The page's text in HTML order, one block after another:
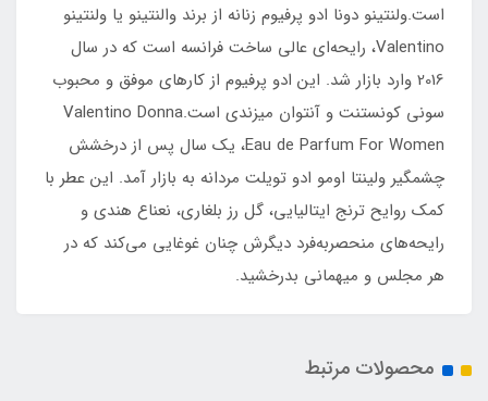
است.ولنتینو دونا ادو پرفیوم زنانه از برند والنتینو یا ولنتینو
Valentino، رایحه‌ای عالی ساخت فرانسه است که در سال
2016 وارد بازار شد. این ادو پرفیوم از کارهای موفق و محبوب
سونی کونستنت و آنتوان میزندی است.Valentino Donna
Eau de Parfum For Women، یک سال پس از درخشش
چشمگیر ولینتا اومو ادو تویلت مردانه به بازار آمد. این عطر با
کمک روایح ترنج ایتالیایی، گل رز بلغاری، نعناع هندی و
رایحه‌های منحصربه‌فرد دیگرش چنان غوغایی می‌کند که در
هر مجلس و میهمانی بدرخشید.
محصولات مرتبط